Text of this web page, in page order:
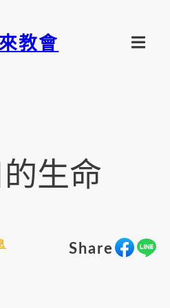
教會
生命
Share